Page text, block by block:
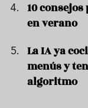
10
en verano
La IA ya
menús y
algoritmo